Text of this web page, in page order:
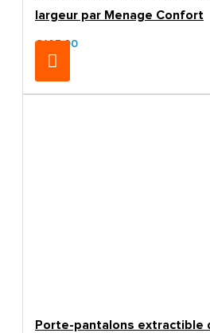
largeur par Menage Confort
€105.00
Porte-pantalons extractible